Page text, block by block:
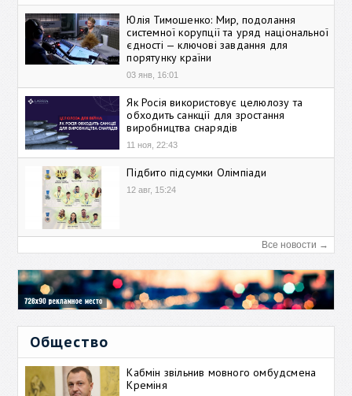
Юлія Тимошенко: Мир, подолання
системної корупції та уряд національної
єдності — ключові завдання для
порятунку країни
03 янв, 16:01
Як Росія використовує целюлозу та
обходить санкції для зростання
виробництва снарядів
11 ноя, 22:43
Підбито підсумки Олімпіади
12 авг, 15:24
Все новости →
Общество
Кабмін звільнив мовного омбудсмена
Креміня